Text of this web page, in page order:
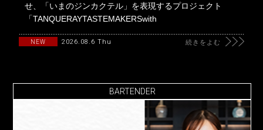
せ、「いまのジンカクテル」を表現するプロジェクト
「TANQUERAYTASTEMAKERSwith
NEW 2026.08.6 Thu 続きをよむ
BARTENDER